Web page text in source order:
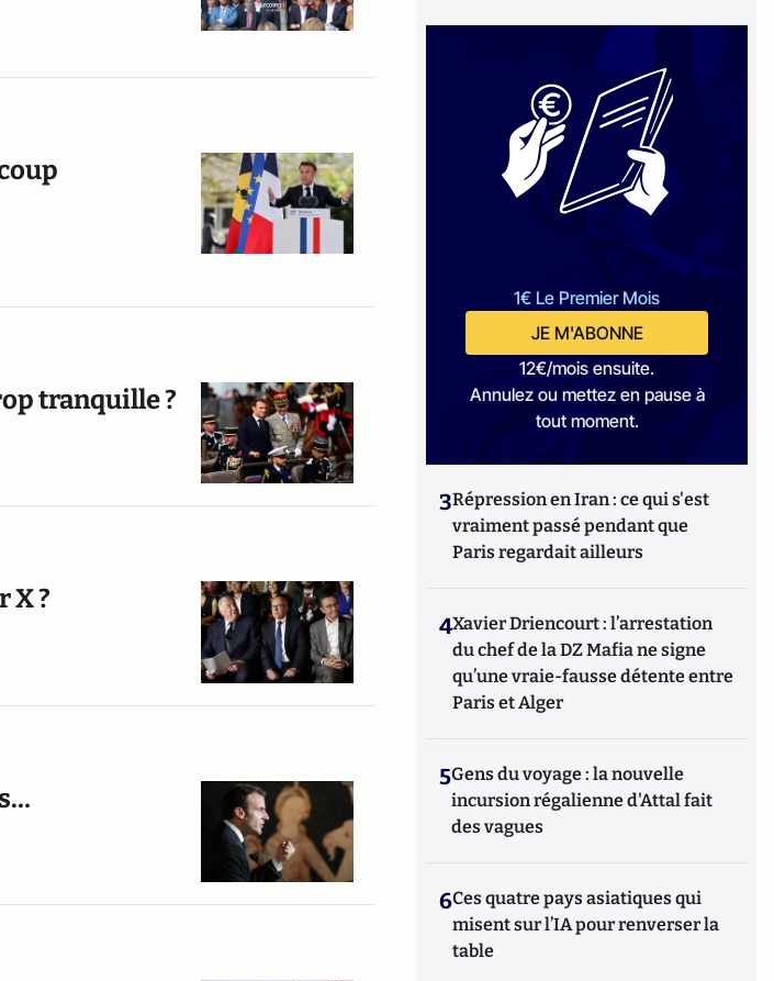
tranquille ?
X ?
1€ Le Premier Mois
JE M'ABONNE
12€/mois ensuite.
Annulez ou mettez en pause à
tout moment.
3Répression en Iran : ce qui s'est
vraiment passé pendant que
Paris regardait ailleurs
4Xavier Driencourt : l’arrestation
du chef de la DZ Mafia ne signe
qu’une vraie-fausse détente entre
Paris et Alger
5Gens du voyage : la nouvelle
incursion régalienne d'Attal fait
des vagues
6Ces quatre pays asiatiques qui
misent sur l’IA pour renverser la
table